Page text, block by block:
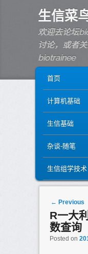
生信菜
欢迎去论坛
讨论，或者
biotrainee
SKIP TO
SKIP TO
首页
计算机基础
生信基础
杂谈-随笔
生信组学技术
Post
← Previous
R一大
数查询
Posted on